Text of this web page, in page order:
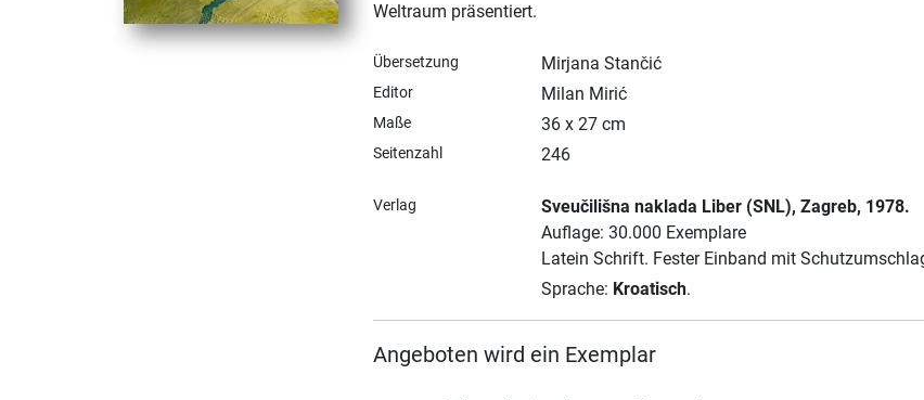
Weltraum präsentiert.
Übersetzung Mirjana Stančić
Editor Milan Mirić
Maße 36 x 27 cm
Seitenzahl 246
Verlag Sveučilišna naklada Liber (SNL), Zagreb, 1978.
Auflage: 30.000 Exemplare
Latein Schrift. Fester Einband mit
Sprache: Kroatisch.
Angeboten wird ein Exemplar